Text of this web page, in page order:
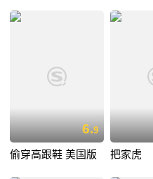
6.9
偷穿高跟鞋 美国版 把家虎